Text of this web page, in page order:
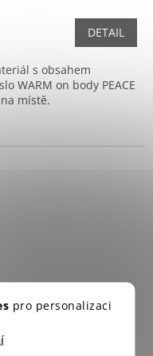
pro personalizaci
DETAIL
s obsahem
WARM on body PEACE
místě.